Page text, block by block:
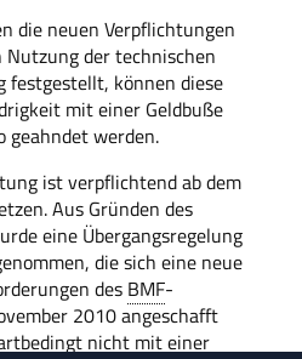
die neuen Verpflichtungen
der technischen
können diese
mit einer Geldbuße
geahndet werden.
ist verpflichtend ab dem
Aus Gründen des
eine Übergangsregelung
die sich eine neue
des BMF-
2010 angeschafft
nicht mit einer